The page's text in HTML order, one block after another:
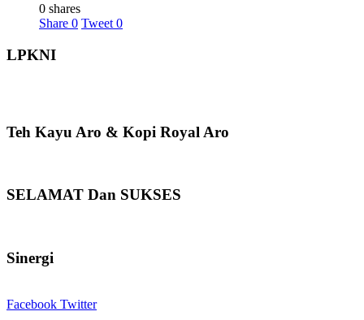
0 shares
Share 0 Tweet 0
LPKNI
Teh Kayu Aro & Kopi Royal Aro
SELAMAT Dan SUKSES
Sinergi
Facebook Twitter